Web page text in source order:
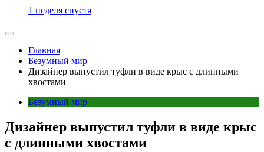
1 неделя спустя
Главная
Безумный мир
Дизайнер выпустил туфли в виде крыс с длинными
хвостами
Безумный мир
Дизайнер выпустил туфли в виде крыс
с длинными хвостами